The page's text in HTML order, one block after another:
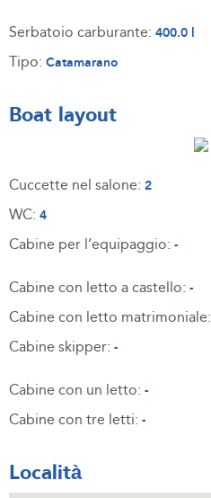
Serbatoio carburante: 400.0 l
Tipo: Catamarano
Boat layout
Cuccette nel salone: 2
WC: 4
Cabine per l’equipaggio: -
Cabine con letto a castello: -
Cabine con letto matrimoniale:
Cabine skipper: -
Cabine con un letto: -
Cabine con tre letti: -
Località